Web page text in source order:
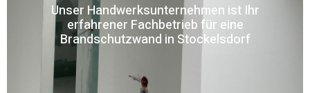
Unser Handwerksunternehmen ist Ihr
erfahrener Fachbetrieb für eine
Brandschutzwand in Stockelsdorf